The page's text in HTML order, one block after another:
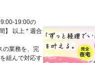
19:00の
】 以上 * 週合
の業務を、完
組んで対応す